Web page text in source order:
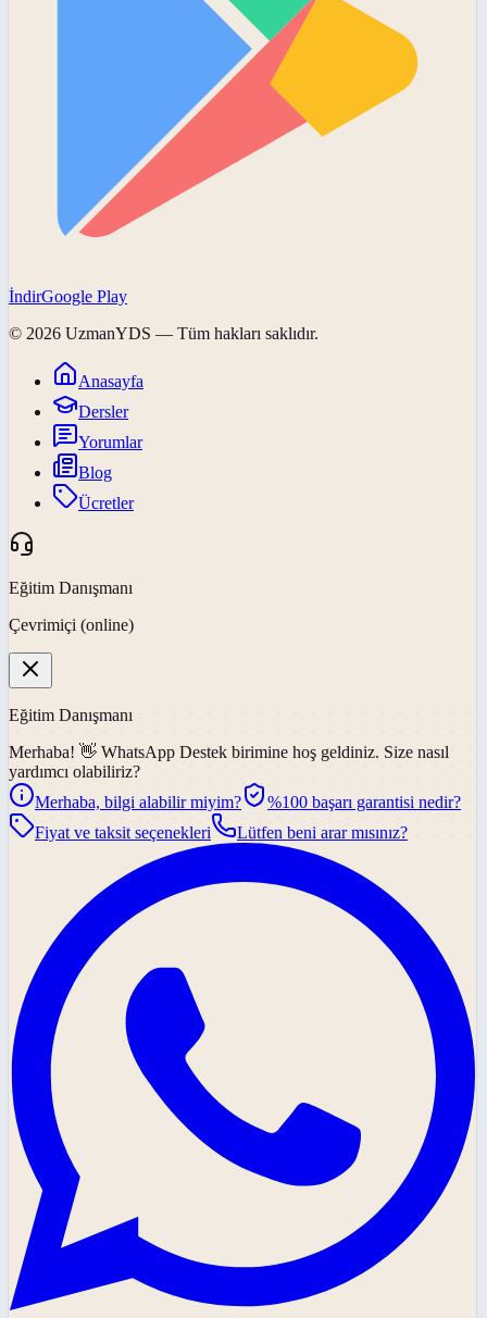
İndirGoogle Play
© 2026 UzmanYDS — Tüm hakları saklıdır.
Anasayfa
Dersler
Yorumlar
Blog
Ücretler
Eğitim Danışmanı
Çevrimiçi (online)
Eğitim Danışmanı
Merhaba! 👋 WhatsApp Destek birimine hoş geldiniz. Size nasıl
yardımcı olabiliriz?
Merhaba, bilgi alabilir miyim?
%100 başarı garantisi nedir?
Fiyat ve taksit seçenekleri
Lütfen beni arar mısınız?